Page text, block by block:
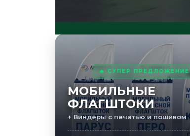
🔥 СУПЕР ПРЕДЛОЖЕНИЕ
МОБИЛЬНЫЕ
ФЛАГШТОКИ
+ Виндеры с печатью и пошивом